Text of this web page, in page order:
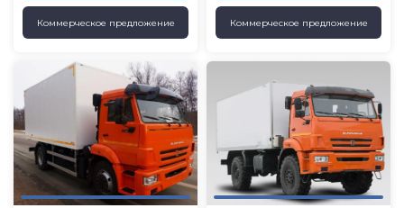
Коммерческое предложение Коммерческое предложение